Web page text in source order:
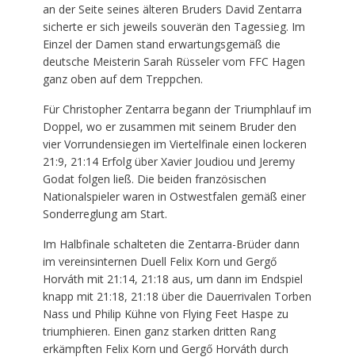
an der Seite seines älteren Bruders David Zentarra
sicherte er sich jeweils souverän den Tagessieg. Im
Einzel der Damen stand erwartungsgemäß die
deutsche Meisterin Sarah Rüsseler vom FFC Hagen
ganz oben auf dem Treppchen.
Für Christopher Zentarra begann der Triumphlauf im
Doppel, wo er zusammen mit seinem Bruder den
vier Vorrundensiegen im Viertelfinale einen lockeren
21:9, 21:14 Erfolg über Xavier Joudiou und Jeremy
Godat folgen ließ. Die beiden französischen
Nationalspieler waren in Ostwestfalen gemäß einer
Sonderreglung am Start.
Im Halbfinale schalteten die Zentarra-Brüder dann
im vereinsinternen Duell Felix Korn und Gergő
Horváth mit 21:14, 21:18 aus, um dann im Endspiel
knapp mit 21:18, 21:18 über die Dauerrivalen Torben
Nass und Philip Kühne von Flying Feet Haspe zu
triumphieren. Einen ganz starken dritten Rang
erkämpften Felix Korn und Gergő Horváth durch